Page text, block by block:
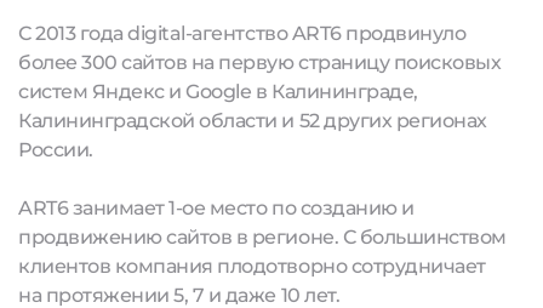
С 2013 года digital-агентство ART6 продвинуло
более 300 сайтов на первую страницу поисковых
систем Яндекс и Google в Калининграде,
Калининградской области и 52 других регионах
России.
ART6 занимает 1-ое место по созданию и
продвижению сайтов в регионе. С большинством
клиентов компания плодотворно сотрудничает
на протяжении 5, 7 и даже 10 лет.